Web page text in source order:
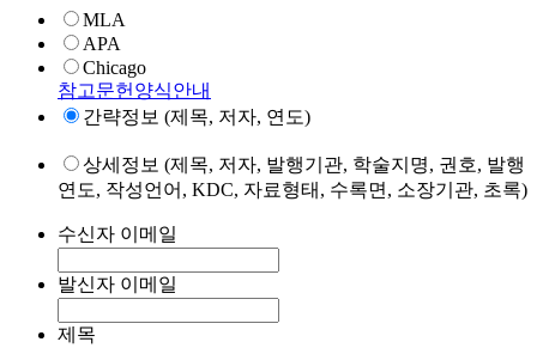
MLA
APA
Chicago
참고문헌양식안내
간략정보 (제목, 저자, 연도)
상세정보 (제목, 저자, 발행기관, 학술지명, 권호, 발행
연도, 작성언어, KDC, 자료형태, 수록면, 소장기관, 초록)
수신자 이메일
발신자 이메일
제목